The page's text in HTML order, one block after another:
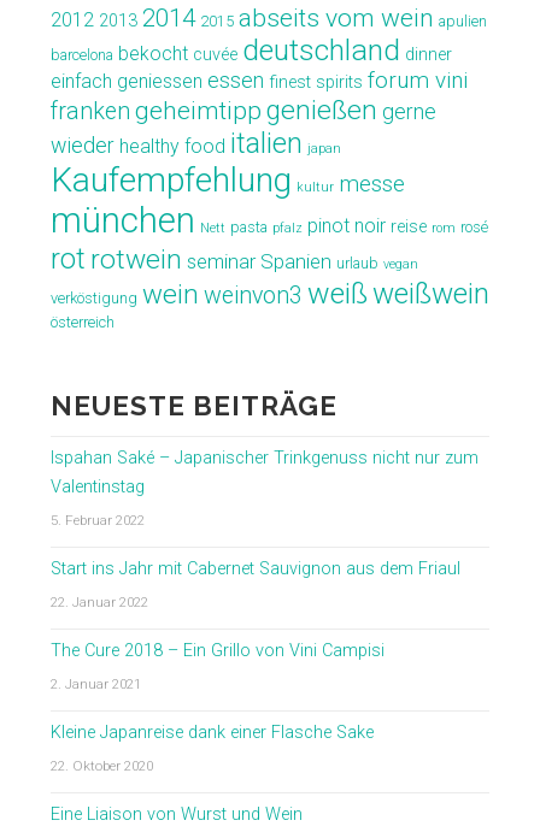
2012 2013 2014 2015 abseits vom wein apulien
barcelona bekocht cuvée deutschland dinner
einfach geniessen essen finest spirits forum vini
franken geheimtipp genießen gerne
wieder healthy food italien japan
Kaufempfehlung kultur messe
münchen Nett pasta pfalz pinot noir reise rom rosé
rot rotwein seminar Spanien urlaub vegan
verköstigung wein weinvon3 weißweißwein
österreich
NEUESTE BEITRÄGE
Ispahan Saké – Japanischer Trinkgenuss nicht nur zum
Valentinstag
5. Februar 2022
Start ins Jahr mit Cabernet Sauvignon aus dem Friaul
22. Januar 2022
The Cure 2018 – Ein Grillo von Vini Campisi
2. Januar 2021
Kleine Japanreise dank einer Flasche Sake
22. Oktober 2020
Eine Liaison von Wurst und Wein